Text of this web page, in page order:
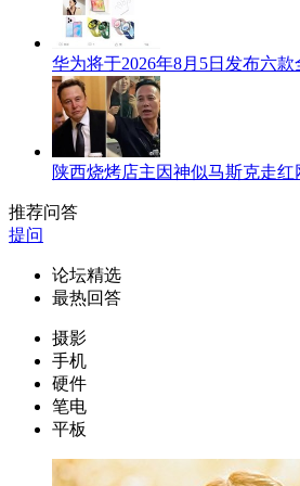
华为将于2026年8月5日发布六
陕西烧烤店主因神似马斯克走
推荐问答
提问
论坛精选
最热回答
摄影
手机
硬件
笔电
平板